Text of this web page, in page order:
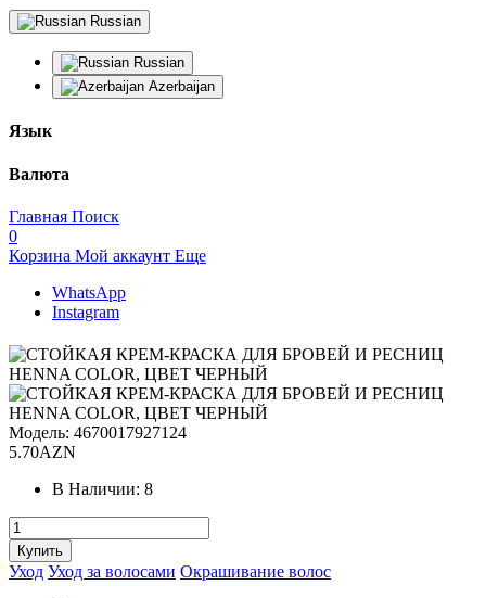
Russian
Russian
Azerbaijan
Язык
Валюта
Главная Поиск
0
Корзина Мой аккаунт Еще
WhatsApp
Instagram
Модель: 4670017927124
5.70AZN
В Наличии: 8
Уход Уход за волосами Окрашивание волос